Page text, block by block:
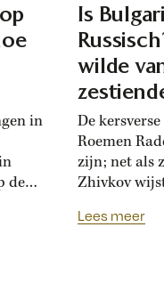
in
de
Is
wilde
maken
De
Roemen
zijn; net als
Zhivkov
1878. Die
Lees meer